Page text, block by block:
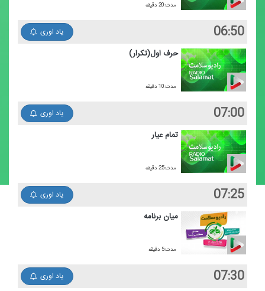
مدت:20 دقیقه
06:50 یاد اوری
حرف اول(تكرار)
مدت:10 دقیقه
07:00 یاد اوری
تمام عیار
مدت:25 دقیقه
07:25 یاد اوری
میان برنامه
مدت:5 دقیقه
07:30 یاد اوری